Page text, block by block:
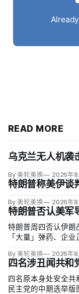
READ MORE
乌克兰无人机袭
By 美轮美换 2026年8
特朗普称美伊谈
By 美轮美换 2026年8
特朗普否认美军
特朗普周四否认伊朗
「大量」弹药、企
动」中几乎耗尽全球
击导弹库存，爱国者
截…
By 美轮美换 2026年8
四名涉丑闻共和
四名原本身处安全
民主党的中期选举